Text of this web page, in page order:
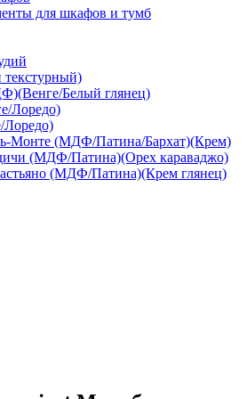
для шкафов и тумб
Белый глянец)
Лоредо)
Лоредо)
Монте (МДФ/Патина/Бархат)(Крем)
(МДФ/Патина)(Орех караваджо)
(МДФ/Патина)(Крем глянец)